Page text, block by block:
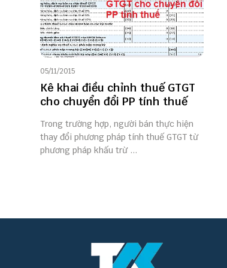
05/11/2015
Kê khai điều chỉnh thuế GTGT
cho chuyển đổi PP tính thuế
Trong trường hợp, người bán thực hiện
thay đổi phương pháp tính thuế GTGT từ
phương pháp khấu trừ ...